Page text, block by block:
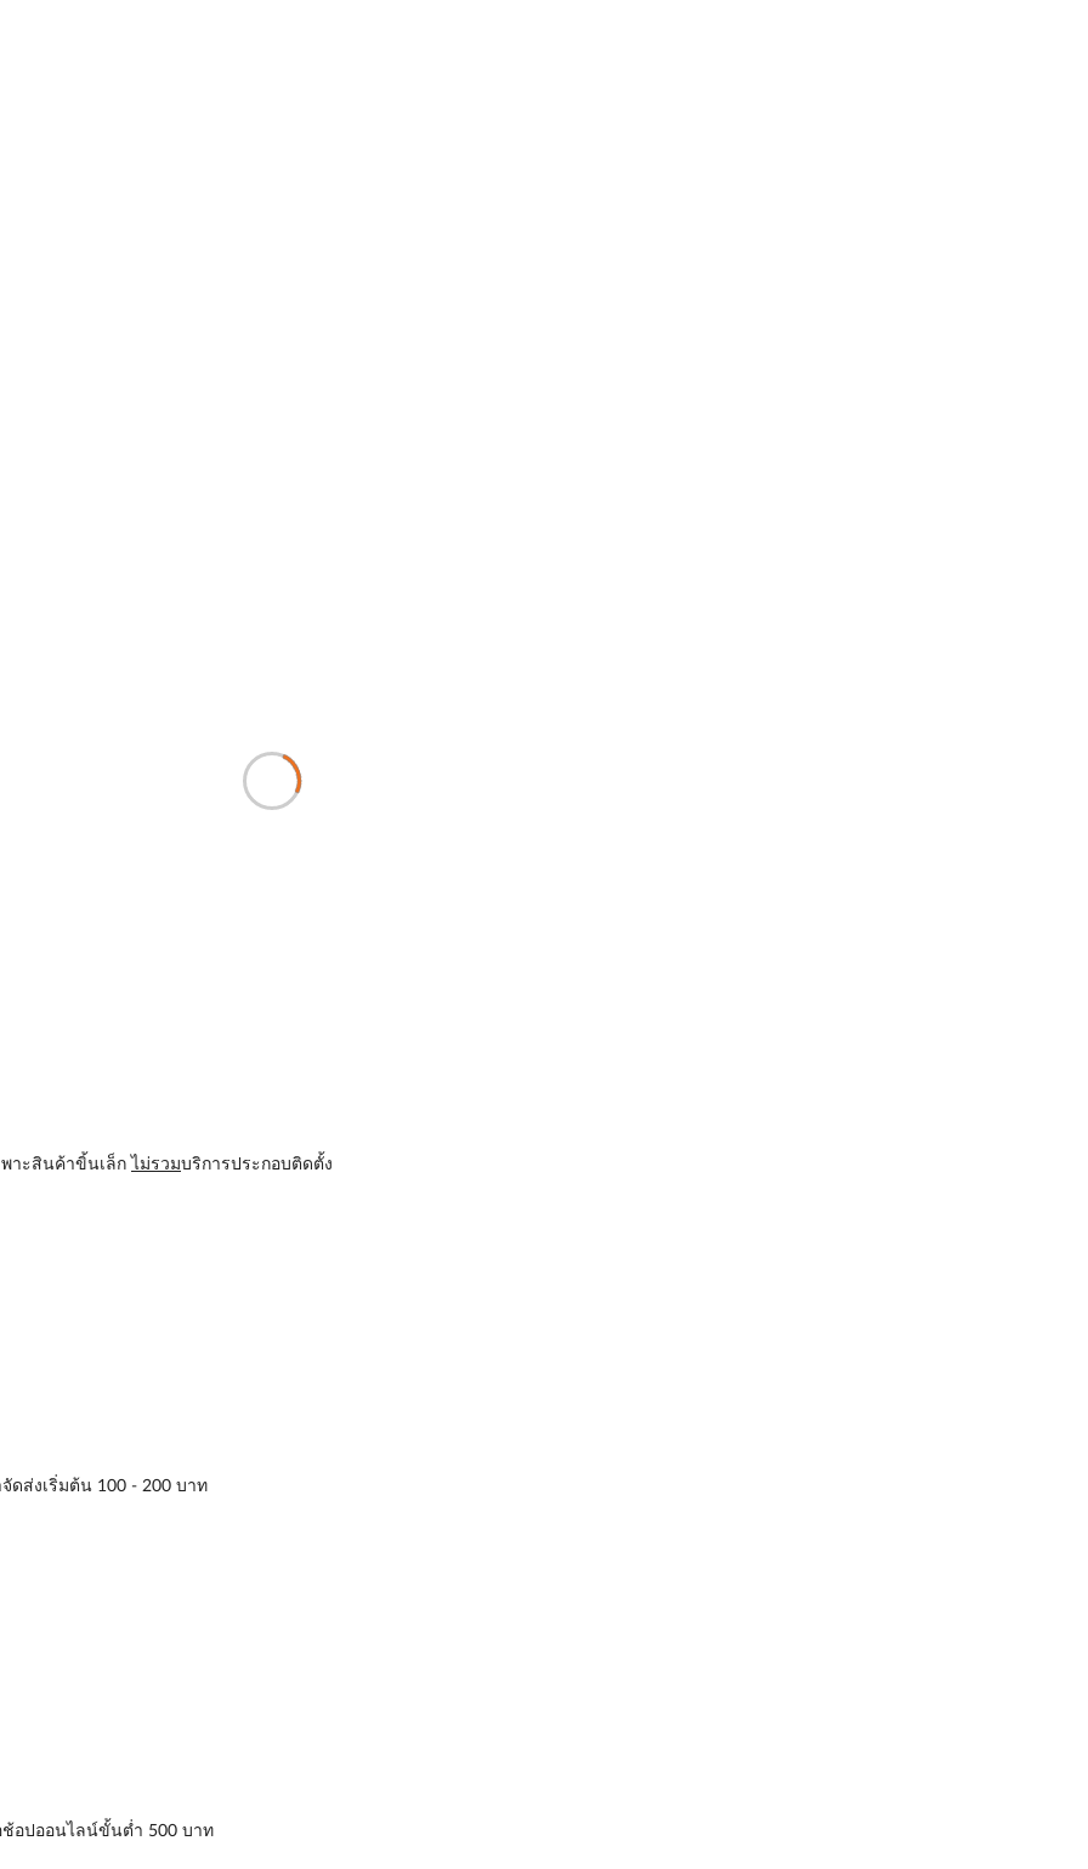
าะสินค้าขิ้นเล็ก ไม่รวมบริการประกอบติดตั้ง
ดส่งเริ่มต้น 100 - 200 บาท
ช้อปออนไลน์ขั้นต่ำ 500 บาท